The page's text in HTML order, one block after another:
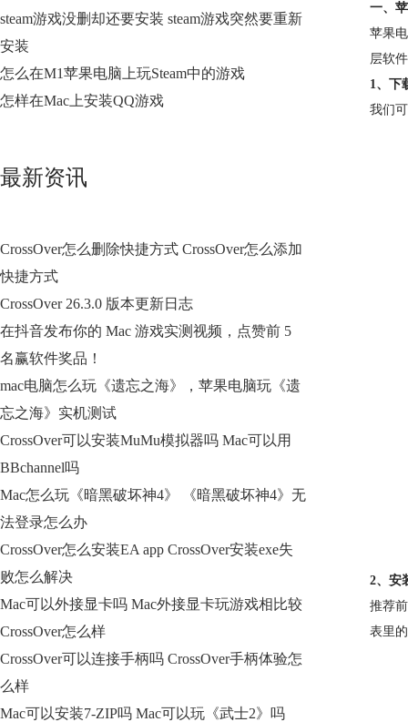
steam游戏没删却还要安装 steam游戏突然要重新
安装
怎么在M1苹果电脑上玩Steam中的游戏
怎样在Mac上安装QQ游戏
最新资讯
CrossOver怎么删除快捷方式 CrossOver怎么添加
快捷方式
CrossOver 26.3.0 版本更新日志
在抖音发布你的 Mac 游戏实测视频，点赞前 5
名赢软件奖品！
mac电脑怎么玩《遗忘之海》，苹果电脑玩《遗
忘之海》实机测试
CrossOver可以安装MuMu模拟器吗 Mac可以用
BBchannel吗
Mac怎么玩《暗黑破坏神4》 《暗黑破坏神4》无
法登录怎么办
CrossOver怎么安装EA app CrossOver安装exe失
败怎么解决
Mac可以外接显卡吗 Mac外接显卡玩游戏相比较
CrossOver怎么样
CrossOver可以连接手柄吗 CrossOver手柄体验怎
么样
Mac可以安装7-ZIP吗 Mac可以玩《武士2》吗
一、
苹果
层软
1、下
我们
2、安
推荐
表里